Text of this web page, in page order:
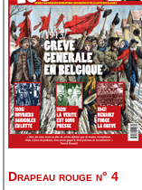
Drapeau rouge n° 4